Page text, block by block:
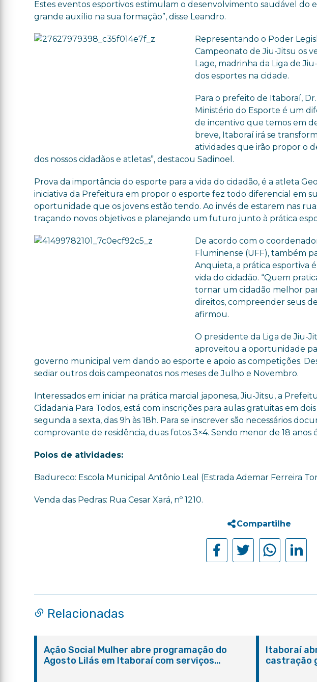
Estes eventos esportivos estimulam o desenvolvimento saudável do
grande auxílio na sua formação”, disse Leandro.
Representando o Poder
Campeonato de Jiu-Jitsu os
Lage, madrinha da Liga de
dos esportes na cidade.
Para o prefeito de Itaboraí,
Ministério do Esporte é um
de incentivo que temos em
breve, Itaboraí irá se
atividades que irão propor o
dos nossos cidadãos e atletas”, destacou Sadinoel.
Prova da importância do esporte para a vida do cidadão, é a atleta
iniciativa da Prefeitura em propor o esporte fez todo diferencial em
oportunidade que os jovens estão tendo. Ao invés de estarem nas
traçando novos objetivos e planejando um futuro junto à prática
De acordo com o
Fluminense (UFF), também
Anquieta, a prática esportiva
vida do cidadão. “Quem
tornar um cidadão melhor
direitos, compreender seus
afirmou.
O presidente da Liga de Jiu-
aproveitou a oportunidade
governo municipal vem dando ao esporte e apoio as competições.
sediar outros dois campeonatos nos meses de Julho e Novembro.
Interessados em iniciar na prática marcial japonesa, Jiu-Jitsu, a
Cidadania Para Todos, está com inscrições para aulas gratuitas em
segunda a sexta, das 9h às 18h. Para se inscrever são necessários
comprovante de residência, duas fotos 3×4. Sendo menor de 18
Polos de atividades:
Badureco: Escola Municipal Antônio Leal (Estrada Ademar Ferreira
Venda das Pedras: Rua Cesar Xará, nº 1210.
Compartilhe
Relacionadas
Ação Social Mulher abre programação do
Agosto Lilás em Itaboraí com serviços
Itaboraí
castração